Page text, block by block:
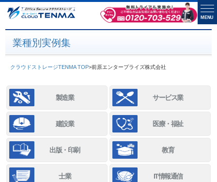
業種別実例集
クラウドストレージTENMA TOP>前原エンタープライズ株式会社
製造業 サービス業
建設業 医療・福祉
出版・印刷 教育
士業 IT情報通信
MENU